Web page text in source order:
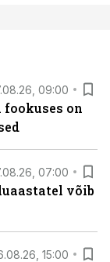
09:00
fookuses on
07:00
võib
15:00